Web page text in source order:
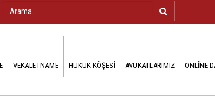
VEKALETNAME HUKUK KÖŞESI AVUKATLARIMIZ ONLINE